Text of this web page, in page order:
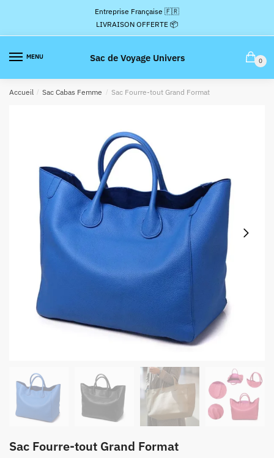
la
navigation
contenu
Entreprise Française 🇫🇷
LIVRAISON OFFERTE 📦
MENU Sac de Voyage Univers 0
Accueil / Sac Cabas Femme / Sac Fourre-tout Grand Format
Sac Fourre-tout Grand Format